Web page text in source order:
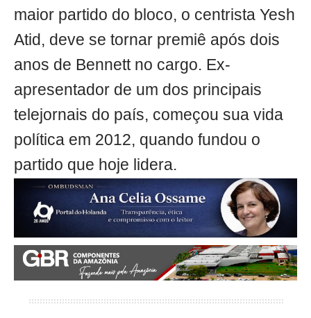
maior partido do bloco, o centrista Yesh
Atid, deve se tornar premiê após dois
anos de Bennett no cargo. Ex-
apresentador de um dos principais
telejornais do país, começou sua vida
política em 2012, quando fundou o
partido que hoje lidera.